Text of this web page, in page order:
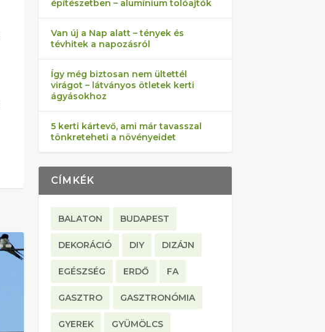
építészetben – alumínium tolóajtók
Van új a Nap alatt – tények és
tévhitek a napozásról
Így még biztosan nem ültettél
virágot – látványos ötletek kerti
ágyásokhoz
5 kerti kártevő, ami már tavasszal
tönkreteheti a növényeidet
CÍMKÉK
BALATON BUDAPEST
DEKORÁCIÓ DIY DIZÁJN
EGÉSZSÉG ERDŐ FA
GASZTRO GASZTRONÓMIA
GYEREK GYÜMÖLCS